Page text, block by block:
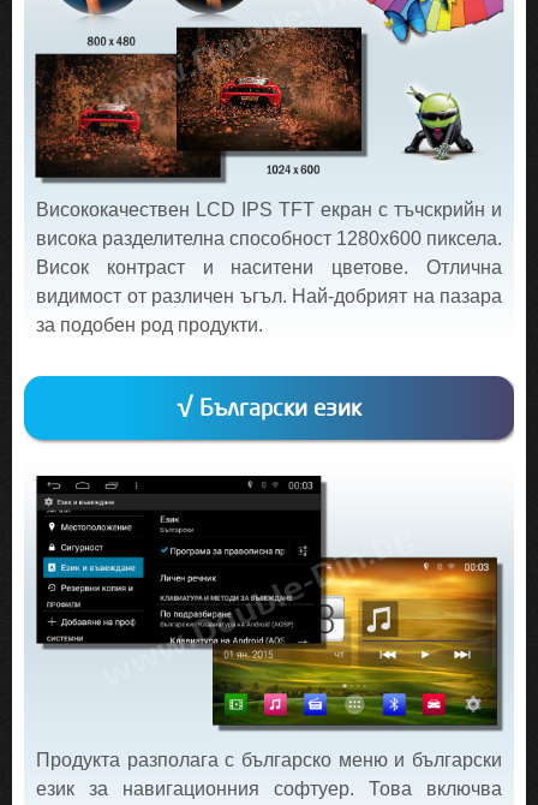
Висококачествен LCD IPS TFT екран с тъчскрийн и
висока разделителна способност 1280х600 пиксела.
Висок контраст и наситени цветове. Отлична
видимост от различен ъгъл. Най-добрият на пазара
за подобен род продукти.
√ Български език
Продукта разполага с българско меню и български
език за навигационния софтуер. Това включва